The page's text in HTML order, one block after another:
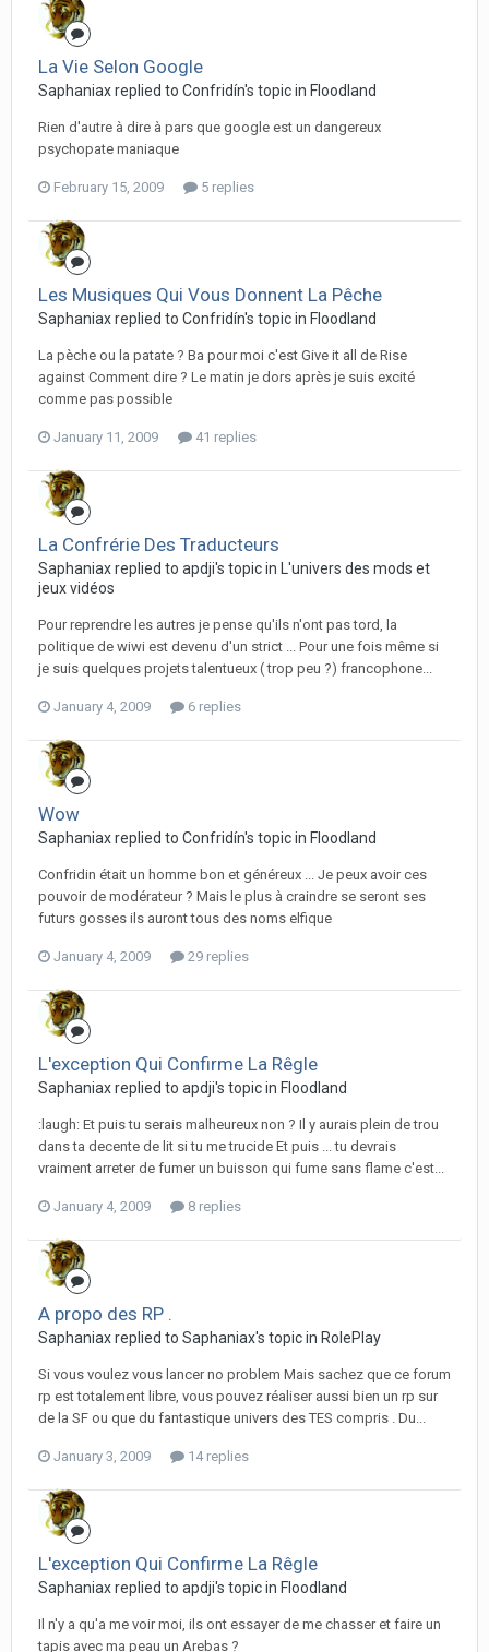
La Vie Selon Google
Saphaniax replied to Confridín's topic in Floodland
Rien d'autre à dire à pars que google est un dangereux
psychopate maniaque
February 15, 2009 5 replies
Les Musiques Qui Vous Donnent La Pêche
Saphaniax replied to Confridín's topic in Floodland
La pèche ou la patate ? Ba pour moi c'est Give it all de Rise
against Comment dire ? Le matin je dors après je suis excité
comme pas possible
January 11, 2009 41 replies
La Confrérie Des Traducteurs
Saphaniax replied to apdji's topic in
L'univers des mods et
jeux vidéos
Pour reprendre les autres je pense qu'ils n'ont pas tord, la
politique de wiwi est devenu d'un strict ... Pour une fois même si
je suis quelques projets talentueux ( trop peu ?) francophone...
January 4, 2009 6 replies
Wow
Saphaniax replied to Confridín's topic in Floodland
Confridin était un homme bon et généreux ... Je peux avoir ces
pouvoir de modérateur ? Mais le plus à craindre se seront ses
futurs gosses ils auront tous des noms elfique
January 4, 2009 29 replies
L'exception Qui Confirme La Rêgle
Saphaniax replied to apdji's topic in Floodland
:laugh: Et puis tu serais malheureux non ? Il y aurais plein de trou
dans ta decente de lit si tu me trucide Et puis ... tu devrais
vraiment arreter de fumer un buisson qui fume sans flame c'est...
January 4, 2009 8 replies
A propo des RP .
Saphaniax replied to Saphaniax's topic in RolePlay
Si vous voulez vous lancer no problem Mais sachez que ce forum
rp est totalement libre, vous pouvez réaliser aussi bien un rp sur
de la SF ou que du fantastique univers des TES compris . Du...
January 3, 2009 14 replies
L'exception Qui Confirme La Rêgle
Saphaniax replied to apdji's topic in Floodland
Il n'y a qu'a me voir moi, ils ont essayer de me chasser et faire un
tapis avec ma peau un Arebas ?